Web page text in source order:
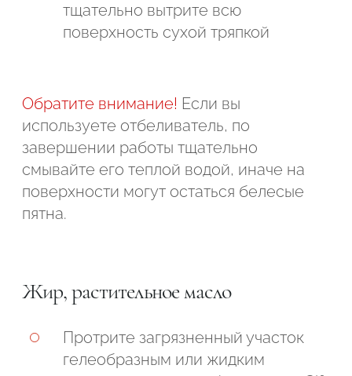
тщательно вытрите всю
поверхность сухой тряпкой
Обратите внимание! Если вы
используете отбеливатель, по
завершении работы тщательно
смывайте его теплой водой, иначе на
поверхности могут остаться белесые
пятна.
Жир, растительное масло
Протрите загрязненный участок
гелеобразным или жидким